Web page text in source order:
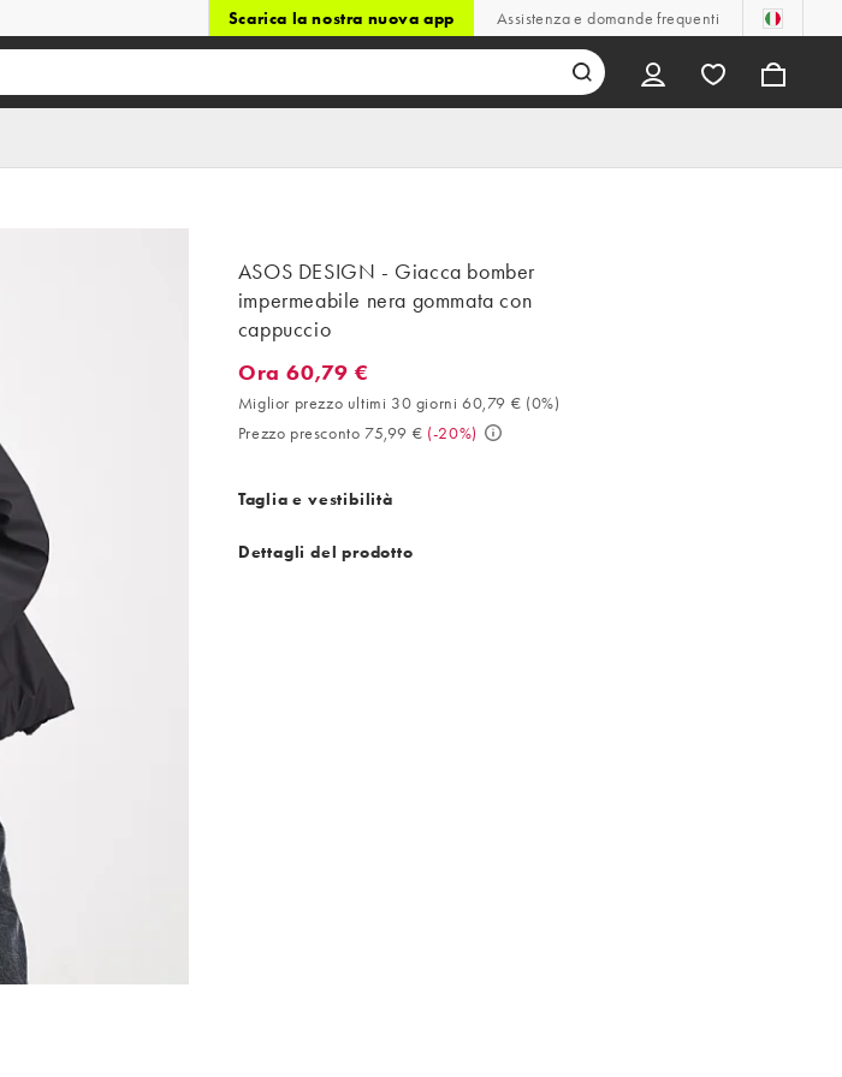
Scarica la nostra nuova app Assistenza e domande frequenti
ASOS DESIGN - Giacca bomber
impermeabile nera gommata con
cappuccio
Ora 60,79 €. Miglior prezzo ultimi 30 giorni 60,79 € (0%). Prezzo
Ora 60,79 €
Miglior prezzo ultimi 30 giorni 60,79 € (0%)
Prezzo presconto 75,99 € (-20%)
Taglia e vestibilità
Dettagli del prodotto